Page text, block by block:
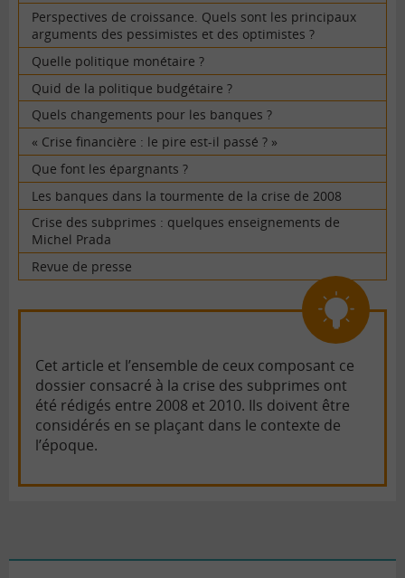
Perspectives de croissance. Quels sont les principaux
arguments des pessimistes et des optimistes ?
Quelle politique monétaire ?
Quid de la politique budgétaire ?
Quels changements pour les banques ?
« Crise financière : le pire est-il passé ? »
Que font les épargnants ?
Les banques dans la tourmente de la crise de 2008
Crise des subprimes : quelques enseignements de
Michel Prada
Revue de presse
Cet article et l’ensemble de ceux composant ce
dossier consacré à la crise des subprimes ont
été rédigés entre 2008 et 2010. Ils doivent être
considérés en se plaçant dans le contexte de
l’époque.